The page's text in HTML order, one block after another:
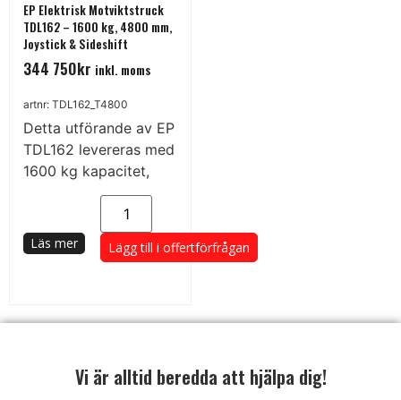
EP Elektrisk Motviktstruck
TDL162 – 1600 kg, 4800 mm,
Joystick & Sideshift
344 750kr inkl. moms
artnr: TDL162_T4800
Detta utförande av EP
TDL162 levereras med
1600 kg kapacitet,
Läs mer Lägg till i offertförfrågan
Vi är alltid beredda att hjälpa dig!